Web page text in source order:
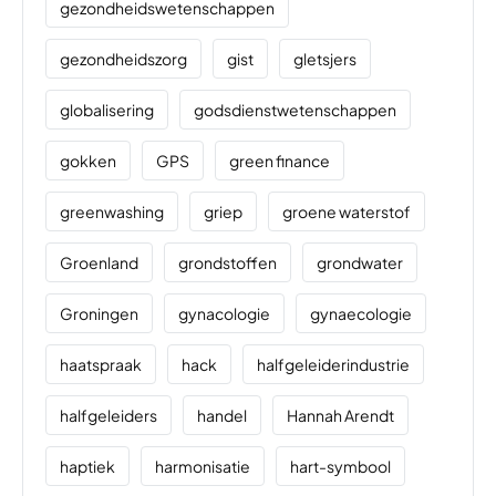
gezondheidswetenschappen
gezondheidszorg gist gletsjers
globalisering godsdienstwetenschappen
gokken GPS green finance
greenwashing griep groene waterstof
Groenland grondstoffen grondwater
Groningen gynacologie gynaecologie
haatspraak hack halfgeleiderindustrie
halfgeleiders handel Hannah Arendt
haptiek harmonisatie hart-symbool